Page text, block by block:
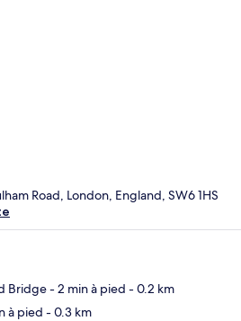
Road, London, England, SW6 1HS
Bridge- 2 min à pied - 0.2 km
à pied - 0.3 km